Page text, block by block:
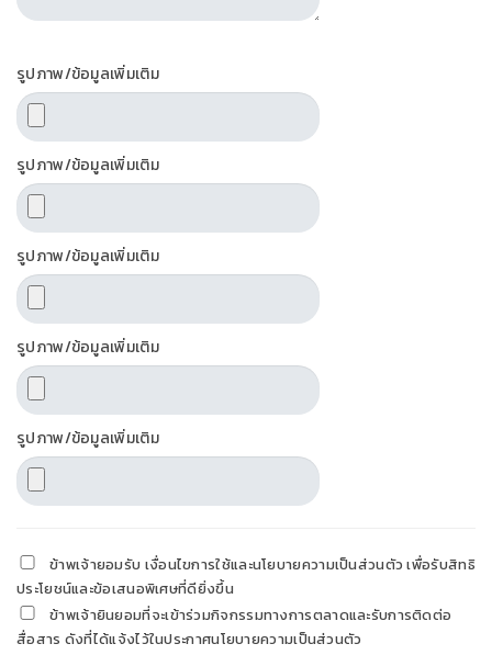
รูปภาพ/ข้อมูลเพิ่มเติม
รูปภาพ/ข้อมูลเพิ่มเติม
รูปภาพ/ข้อมูลเพิ่มเติม
รูปภาพ/ข้อมูลเพิ่มเติม
รูปภาพ/ข้อมูลเพิ่มเติม
ข้าพเจ้ายอมรับ เงื่อนไขการใช้และนโยบายความเป็นส่วนตัว เพื่อรับสิทธิ
ประโยชน์และข้อเสนอพิเศษที่ดียิ่งขึ้น
ข้าพเจ้ายินยอมที่จะเข้าร่วมกิจกรรมทางการตลาดและรับการติดต่อ
สื่อสาร ดังที่ได้แจ้งไว้ในประกาศนโยบายความเป็นส่วนตัว